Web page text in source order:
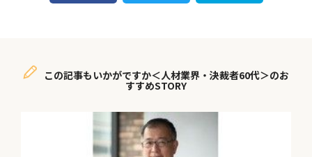
この記事もいかがですか＜人材業界・決裁者60代＞のお
すすめSTORY